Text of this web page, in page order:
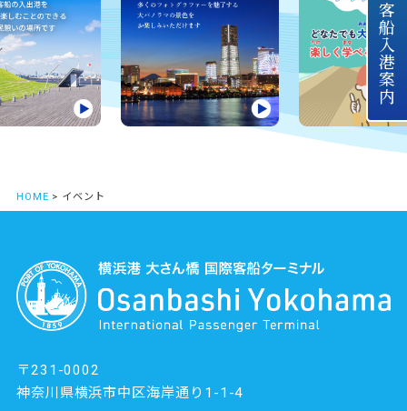
HOME > イベント
客船入港案内
〒231-0002
神奈川県横浜市中区海岸通り1-1-4